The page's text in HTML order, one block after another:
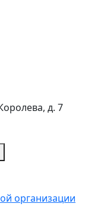
д. 7
организации